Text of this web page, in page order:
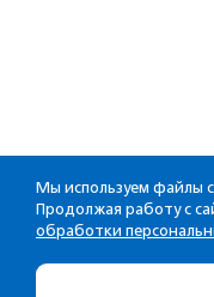
Мы используем файлы
Продолжая работу с
обработки